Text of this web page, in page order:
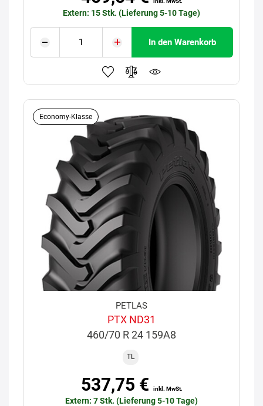
Extern: 15 Stk. (Lieferung 5-10 Tage)
In den Warenkorb
Economy-Klasse
PETLAS
PTX ND31
460/70 R 24 159A8
TL
537,75 € inkl. MwSt.
Extern: 7 Stk. (Lieferung 5-10 Tage)